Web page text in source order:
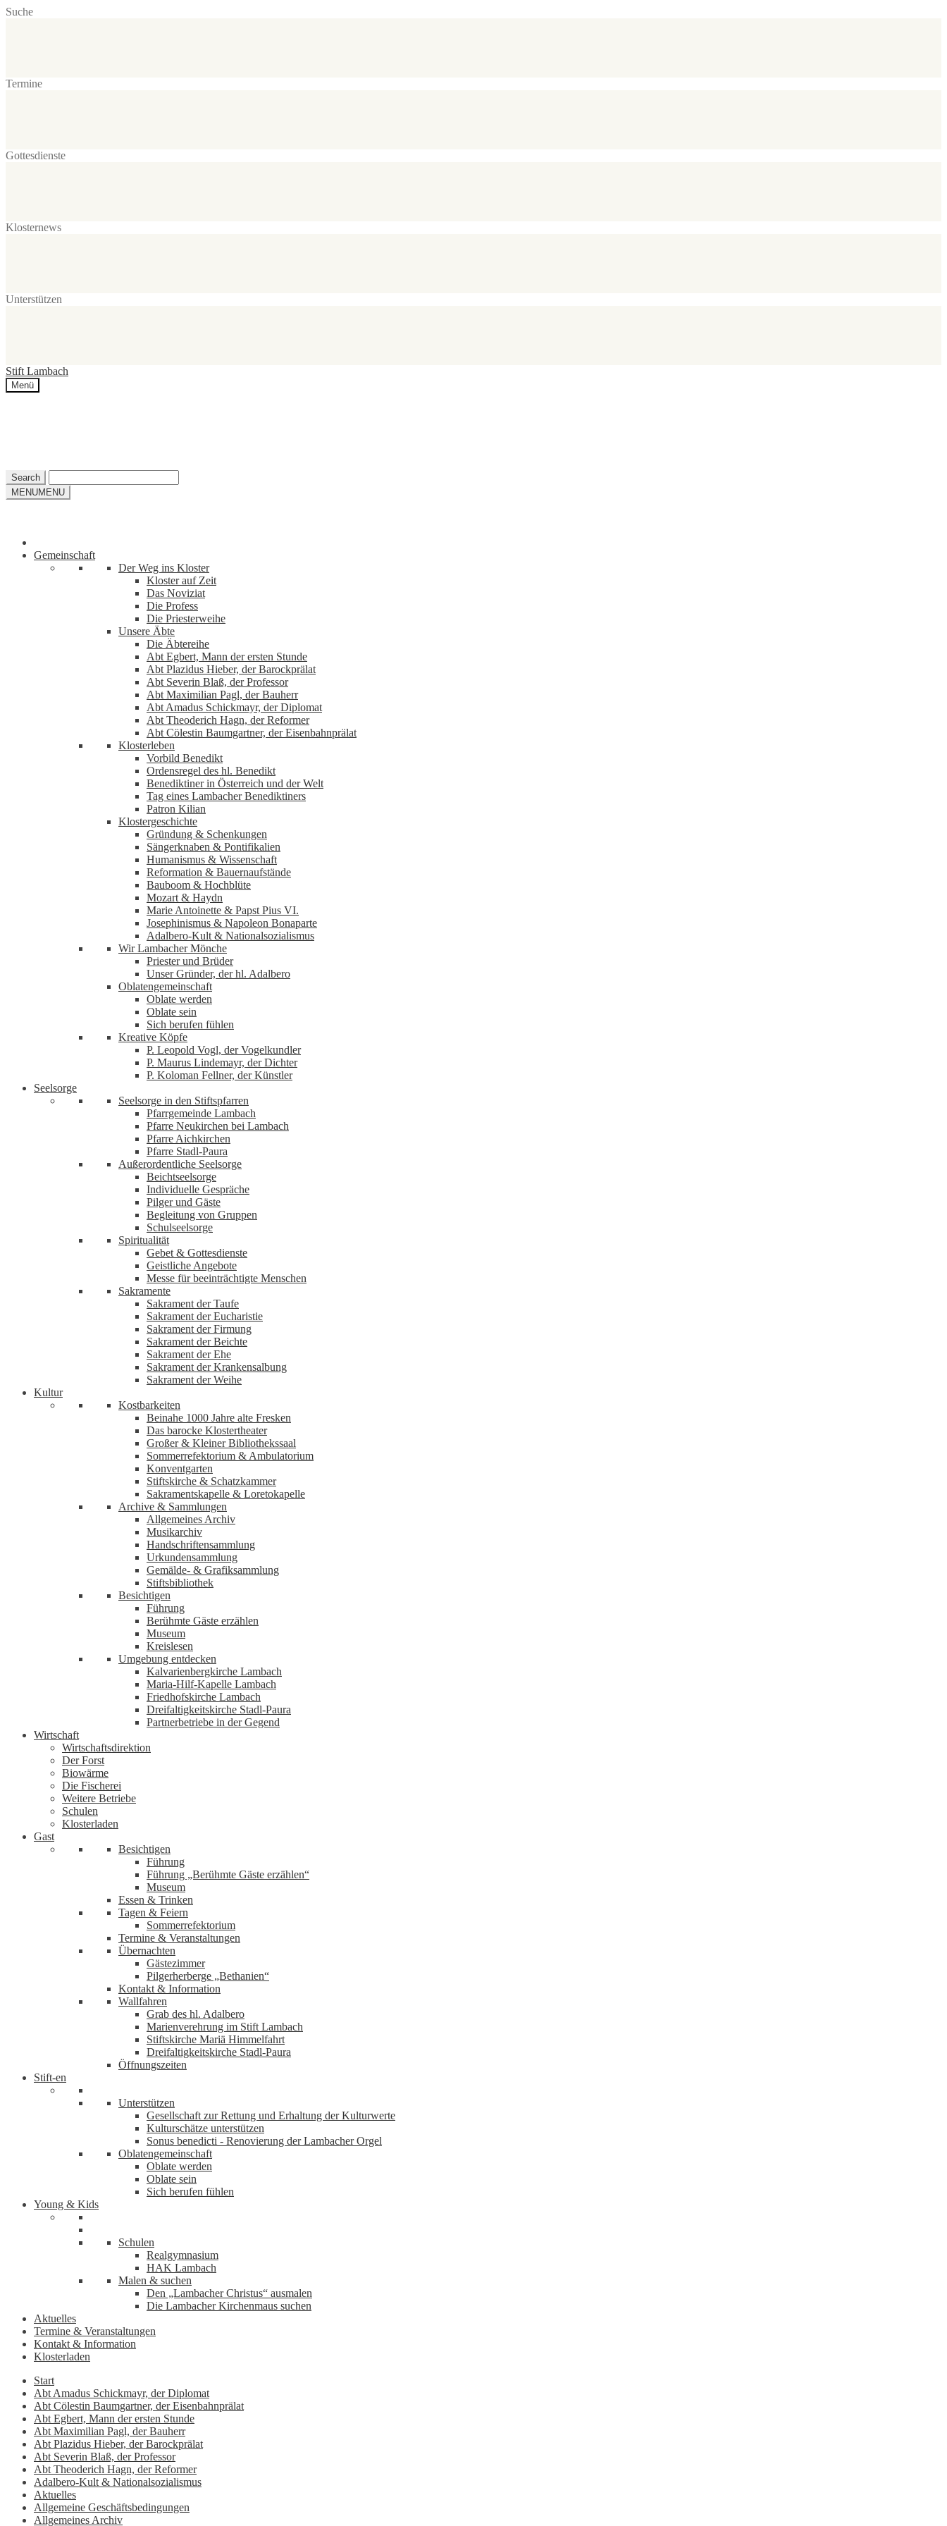
Suche
Termine
Gottesdienste
Klosternews
Unterstützen
Zur
Navigation
springen
Zum
Inhalt
springen
Stift Lambach
Menü
MENUMENU
Gemeinschaft
Der Weg ins Kloster
Kloster auf Zeit
Das Noviziat
Die Profess
Die Priesterweihe
Unsere Äbte
Die Äbtereihe
Abt Egbert, Mann der ersten Stunde
Abt Plazidus Hieber, der Barockprälat
Abt Severin Blaß, der Professor
Abt Maximilian Pagl, der Bauherr
Abt Amadus Schickmayr, der Diplomat
Abt Theoderich Hagn, der Reformer
Abt Cölestin Baumgartner, der Eisenbahnprälat
Klosterleben
Vorbild Benedikt
Ordensregel des hl. Benedikt
Benediktiner in Österreich und der Welt
Tag eines Lambacher Benediktiners
Patron Kilian
Klostergeschichte
Gründung & Schenkungen
Sängerknaben & Pontifikalien
Humanismus & Wissenschaft
Reformation & Bauernaufstände
Bauboom & Hochblüte
Mozart & Haydn
Marie Antoinette & Papst Pius VI.
Josephinismus & Napoleon Bonaparte
Adalbero-Kult & Nationalsozialismus
Wir Lambacher Mönche
Priester und Brüder
Unser Gründer, der hl. Adalbero
Oblatengemeinschaft
Oblate werden
Oblate sein
Sich berufen fühlen
Kreative Köpfe
P. Leopold Vogl, der Vogelkundler
P. Maurus Lindemayr, der Dichter
P. Koloman Fellner, der Künstler
Seelsorge
Seelsorge in den Stiftspfarren
Pfarrgemeinde Lambach
Pfarre Neukirchen bei Lambach
Pfarre Aichkirchen
Pfarre Stadl-Paura
Außerordentliche Seelsorge
Beichtseelsorge
Individuelle Gespräche
Pilger und Gäste
Begleitung von Gruppen
Schulseelsorge
Spiritualität
Gebet & Gottesdienste
Geistliche Angebote
Messe für beeinträchtigte Menschen
Sakramente
Sakrament der Taufe
Sakrament der Eucharistie
Sakrament der Firmung
Sakrament der Beichte
Sakrament der Ehe
Sakrament der Krankensalbung
Sakrament der Weihe
Kultur
Kostbarkeiten
Beinahe 1000 Jahre alte Fresken
Das barocke Klostertheater
Großer & Kleiner Bibliothekssaal
Sommerrefektorium & Ambulatorium
Konventgarten
Stiftskirche & Schatzkammer
Sakramentskapelle & Loretokapelle
Archive & Sammlungen
Allgemeines Archiv
Musikarchiv
Handschriftensammlung
Urkundensammlung
Gemälde- & Grafiksammlung
Stiftsbibliothek
Besichtigen
Führung
Berühmte Gäste erzählen
Museum
Kreislesen
Umgebung entdecken
Kalvarienbergkirche Lambach
Maria-Hilf-Kapelle Lambach
Friedhofskirche Lambach
Dreifaltigkeitskirche Stadl-Paura
Partnerbetriebe in der Gegend
Wirtschaft
Wirtschaftsdirektion
Der Forst
Biowärme
Die Fischerei
Weitere Betriebe
Schulen
Klosterladen
Gast
Besichtigen
Führung
Führung „Berühmte Gäste erzählen“
Museum
Essen & Trinken
Tagen & Feiern
Sommerrefektorium
Termine & Veranstaltungen
Übernachten
Gästezimmer
Pilgerherberge „Bethanien“
Kontakt & Information
Wallfahren
Grab des hl. Adalbero
Marienverehrung im Stift Lambach
Stiftskirche Mariä Himmelfahrt
Dreifaltigkeitskirche Stadl-Paura
Öffnungszeiten
Stift-en
Unterstützen
Gesellschaft zur Rettung und Erhaltung der Kulturwerte
Kulturschätze unterstützen
Sonus benedicti - Renovierung der Lambacher Orgel
Oblatengemeinschaft
Oblate werden
Oblate sein
Sich berufen fühlen
Young & Kids
Schulen
Realgymnasium
HAK Lambach
Malen & suchen
Den „Lambacher Christus“ ausmalen
Die Lambacher Kirchenmaus suchen
Aktuelles
Termine & Veranstaltungen
Kontakt & Information
Klosterladen
Start
Abt Amadus Schickmayr, der Diplomat
Abt Cölestin Baumgartner, der Eisenbahnprälat
Abt Egbert, Mann der ersten Stunde
Abt Maximilian Pagl, der Bauherr
Abt Plazidus Hieber, der Barockprälat
Abt Severin Blaß, der Professor
Abt Theoderich Hagn, der Reformer
Adalbero-Kult & Nationalsozialismus
Aktuelles
Allgemeine Geschäftsbedingungen
Allgemeines Archiv